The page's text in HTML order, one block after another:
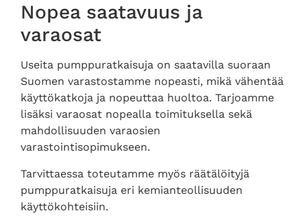
Nopea saatavuus ja
varaosat
Useita pumppuratkaisuja on saatavilla suoraan
Suomen varastostamme nopeasti, mikä vähentää
käyttökatkoja ja nopeuttaa huoltoa. Tarjoamme
lisäksi varaosat nopealla toimituksella sekä
mahdollisuuden varaosien
varastointisopimukseen.
Tarvittaessa toteutamme myös räätälöityjä
pumppuratkaisuja eri kemianteollisuuden
käyttökohteisiin.